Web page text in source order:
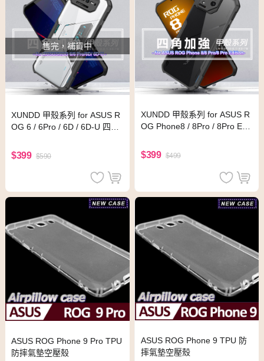
售完，補貨中
XUNDD 甲殼系列 for ASUS R
OG 6 / 6Pro / 6D / 6D-U 四角
$399 $590
XUNDD 甲殼系列 for ASUS R
OG Phone8 / 8Pro / 8Pro Edit
$399 $499
ASUS ROG Phone 9 Pro TPU
防摔氣墊空壓殼
ASUS ROG Phone 9 TPU 防
摔氣墊空壓殼